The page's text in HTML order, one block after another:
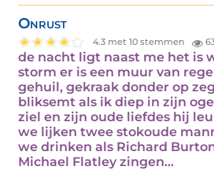
Onrust
4.3 met 10 stemmen
de nacht ligt naast me het is
storm er is een muur van
gehuil, gekraak donder op
bliksemt als ik diep in zijn
ziel en zijn oude liefdes hij
we lijken twee stokoude
we drinken als Richard
Michael Flatley zingen…